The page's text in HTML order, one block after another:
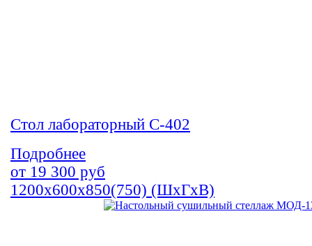
Стол лабораторный С-402
Подробнее
от 19 300 руб
1200х600х850(750) (ШхГхВ)